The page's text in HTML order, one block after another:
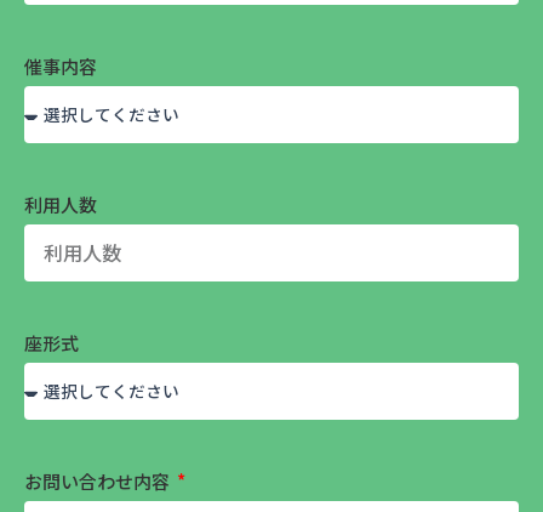
催事内容
利用人数
座形式
お問い合わせ内容